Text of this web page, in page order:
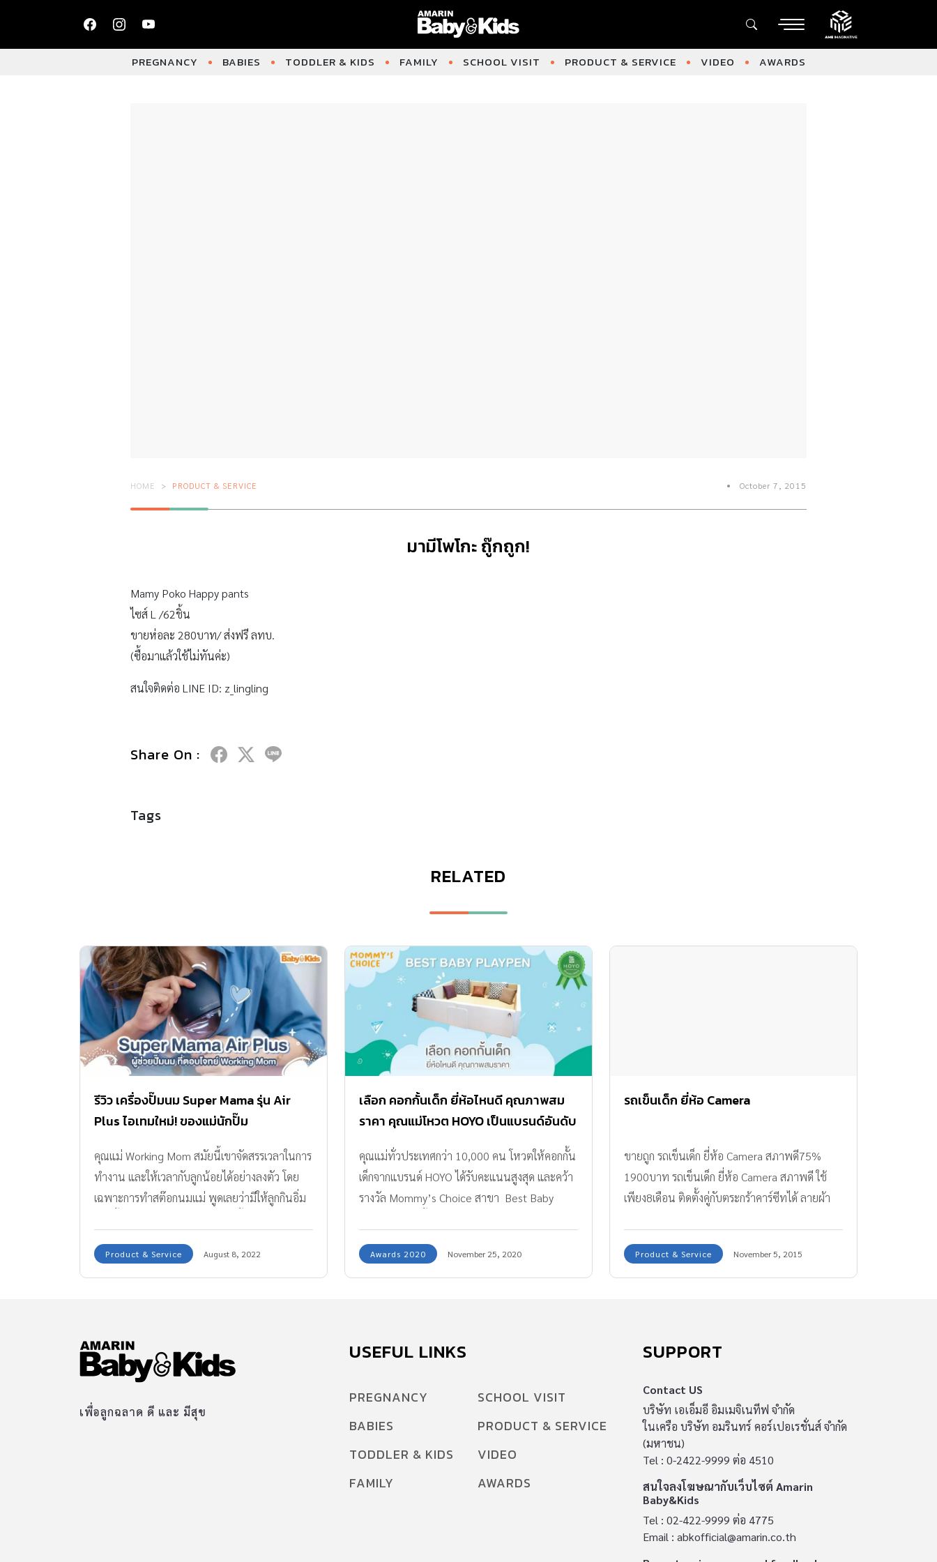
PREGNANCY BABIES TODDLER & KIDS FAMILY SCHOOL VISIT PRODUCT & SERVICE VIDEO AWARDS
HOME PRODUCT & SERVICE October 7, 2015
มามีโพโกะ ถู๊กถูก!
Mamy Poko Happy pants
ไซส์ L /62ชิ้น
ขายห่อละ 280บาท/ ส่งฟรี ลทบ.
(ซื้อมาแล้วใช้ไม่ทันค่ะ)
สนใจติดต่อ LINE ID: z_lingling
Share On :
Tags
RELATED
รีวิว เครื่องปั๊มนม Super Mama รุ่น Air
Plus ไอเทมใหม่! ของแม่นักปั๊ม
คุณแม่ Working Mom สมัยนี้เขาจัดสรรเวลาในการ
ทำงาน และให้เวลากับลูกน้อยได้อย่างลงตัว โดย
เฉพาะการทำสต๊อกนมแม่ พูดเลยว่ามีให้ลูกกินอิ่ม
Mama รุ่น Air Plus ที่ช่วยให้คุณแม่ปั๊มนมที่บ้าน
นอกบ้านที่ทำงาน ก็สะดวกสบายสุด ๆ แถมคุณแม่
Product & Service August 8, 2022
เลือก คอกกั้นเด็ก ยี่ห้อไหนดี คุณภาพสม
ราคา คุณแม่โหวต HOYO เป็นแบรนด์อันดับ
คุณแม่ทั่วประเทศกว่า 10,000 คน โหวตให้คอกกั้น
เด็กจากแบรนด์ HOYO ได้รับคะแนนสูงสุด และคว้า
รางวัล Mommy’s Choice สาขา Best Baby
Awards 2020 November 25, 2020
รถเข็นเด็ก ยี่ห้อ Camera
ขายถูก รถเข็นเด็ก ยี่ห้อ Camera สภาพดี75%
1900บาท รถเข็นเด็ก ยี่ห้อ Camera สภาพดี ใช้
เพียง8เดือน ติดตั้งคู่กับตระกร้าคาร์ซีทได้ ลายผ้า
5390บาท ติดต่อสอบถารายละเอียดเพิ่มเติมได้
0819042281แม่ปลาค่ะ ผู้ซื้ออกค่าส่งเอง/หรือนัด
Product & Service November 5, 2015
เพื่อลูกฉลาด ดี และ มีสุข
USEFUL LINKS
PREGNANCY
BABIES
TODDLER & KIDS
FAMILY
SCHOOL VISIT
PRODUCT & SERVICE
VIDEO
AWARDS
SUPPORT
Contact US
บริษัท เอเอ็มอี อิมเมจิเนทีฟ จำกัด
ในเครือ บริษัท อมรินทร์ คอร์เปอเรชั่นส์ จำกัด
(มหาชน)
Tel : 0-2422-9999 ต่อ 4510
สนใจลงโฆษณากับเว็บไซต์ Amarin
Baby&Kids
Tel : 02-422-9999 ต่อ 4775
Email : abkofficial@amarin.co.th